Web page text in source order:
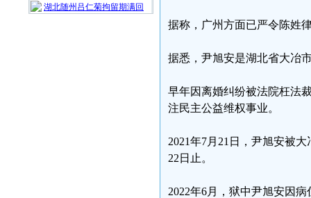
湖北随州吕仁菊拘留期满回
据称，广州方面已严令陈姓
据悉，尹旭安是湖北省大冶
早年因离婚纠纷被法院枉法
注民主公益维权事业。
2021年7月21日，尹旭安被
22日止。
2022年6月，狱中尹旭安因